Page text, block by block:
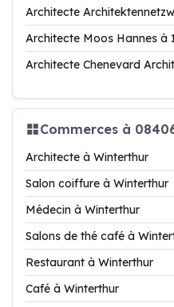
Architecte
Architecte Moos Hannes à
Architecte Chenevard
Commerces à
Architecte à Winterthur
Salon coiffure à Winterthur
Médecin à Winterthur
Salons de thé café à
Restaurant à Winterthur
Café à Winterthur